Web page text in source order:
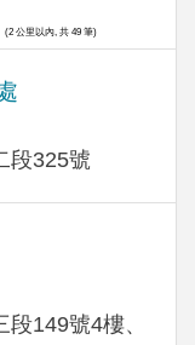
段325號
149號4樓、
(2 公里以內, 共 49 筆)